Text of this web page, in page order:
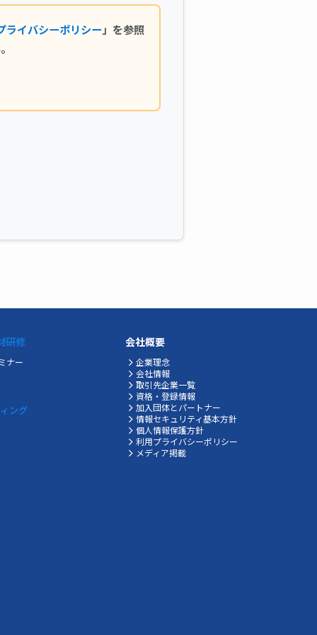
ライバシーポリシー」を参照
研修
ナー
ング
会社概要
企業理念
会社情報
取引先企業一覧
資格・登録情報
加入団体とパートナー
情報セキュリティ基本方針
個人情報保護方針
利用プライバシーポリシー
メディア掲載